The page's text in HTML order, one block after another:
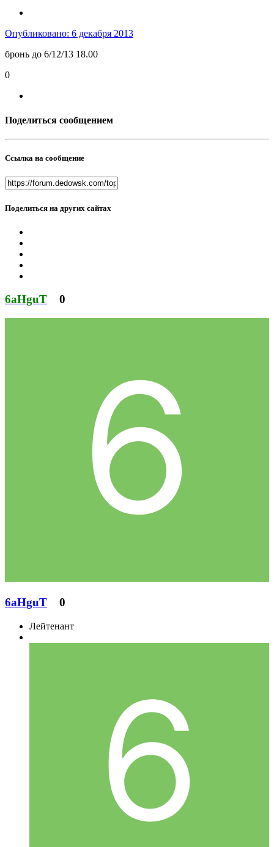
Опубликовано: 6 декабря 2013
бронь до 6/12/13 18.00
0
Поделиться сообщением
Ссылка на сообщение
Поделиться на других сайтах
6aHguT 0
6aHguT 0
Лейтенант